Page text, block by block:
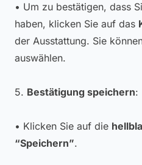
• Um zu bestätigen, dass
haben, klicken Sie auf das
der Ausstattung. Sie
auswählen.
5. Bestätigung speichern:
• Klicken Sie auf die
“Speichern”.